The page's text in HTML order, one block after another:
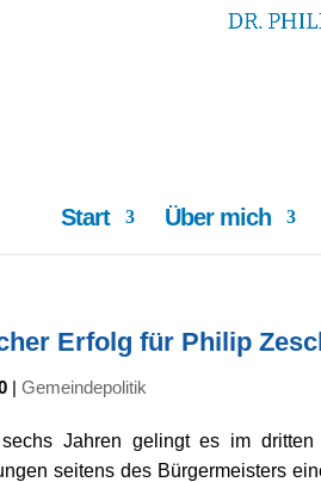
Start Über mich
Erfolg für Philip
| Gemeindepolitik
Jahren gelingt es im
seitens des Bürgermeisters